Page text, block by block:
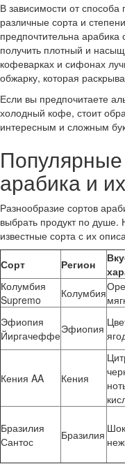
В зависимости от
различные сорта и
предпочтительна
получить плотный и
кофеварках и сифонах
обжарку, которая
Если вы предпочитаете
холодный кофе, стоит
интересным и сложным
арабика и
Разнообразие сортов
выбрать продукт по
известные сорта с их
Сорт Регион
Колумбия
Supremo
Колумбия
Эфиопия
ЙиргачеффеЭфиопия
Кения AA Кения
Бразилия
Сантос
Бразилия